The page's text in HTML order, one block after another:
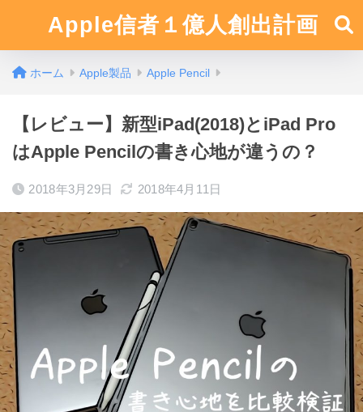
Apple信者１億人創出計画
ホーム Apple製品 Apple Pencil
【レビュー】新型iPad(2018)とiPad Pro
はApple Pencilの書き心地が違うの？
2018年3月29日 2018年4月11日